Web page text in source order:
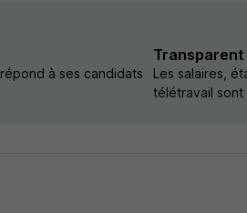
à ses candidats
Transparent
Les salaires,
télétravail sont